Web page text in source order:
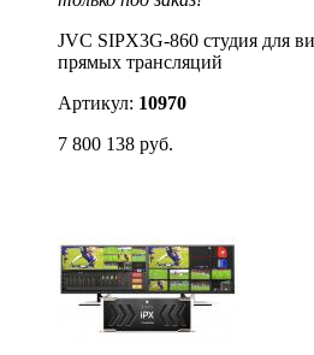
JVC SIPX3G-860 студия для
прямых трансляций
Артикул: 10970
7 800 138 руб.